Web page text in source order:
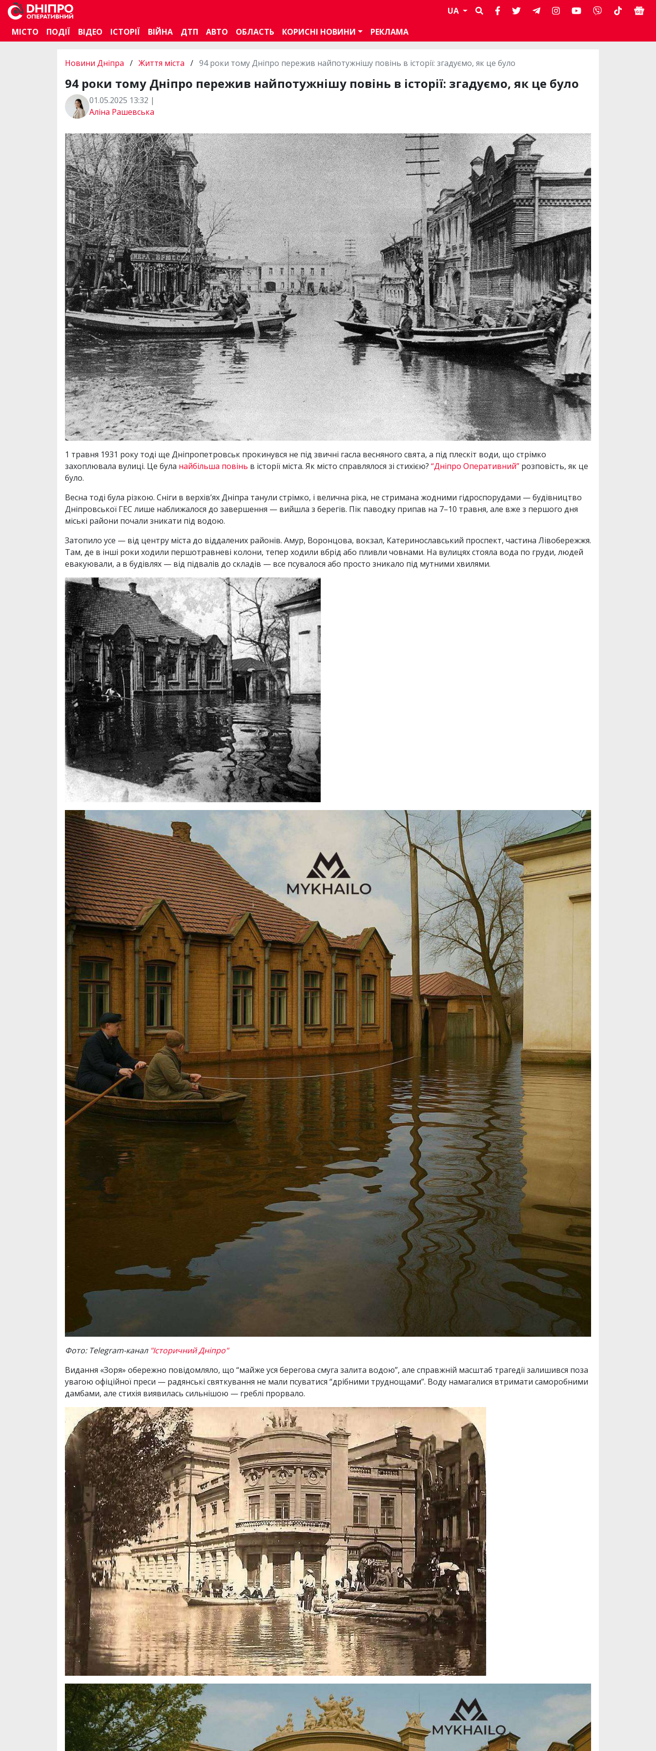
UA
МІСТО
ПОДІЇ ВІДЕО ІСТОРІЇ ВІЙНА ДТП АВТО ОБЛАСТЬ КОРИСНІ НОВИНИ РЕКЛАМА
Новини Дніпра / Життя міста / 94 роки тому Дніпро пережив найпотужнішу повінь в історії: згадуємо, як це було
94 роки тому Дніпро пережив найпотужнішу повінь в історії: згадуємо, як це було
01.05.2025 13:32 |
Аліна Рашевська
1 травня 1931 року тоді ще Дніпропетровськ прокинувся не під звичні гасла весняного свята, а під плескіт води, що стрімко
захоплювала вулиці. Це була найбільша повінь в історії міста. Як місто справлялося зі стихією? “Дніпро Оперативний” розповість, як це
було.
Весна тоді була різкою. Сніги в верхів’ях Дніпра танули стрімко, і велична ріка, не стримана жодними гідроспорудами — будівництво
Дніпровської ГЕС лише наближалося до завершення — вийшла з берегів. Пік паводку припав на 7–10 травня, але вже з першого дня
міські райони почали зникати під водою.
Затопило усе — від центру міста до віддалених районів. Амур, Воронцова, вокзал, Катеринославський проспект, частина Лівобережжя.
Там, де в інші роки ходили першотравневі колони, тепер ходили вбрід або пливли човнами. На вулицях стояла вода по груди, людей
евакуювали, а в будівлях — від підвалів до складів — все псувалося або просто зникало під мутними хвилями.
Фото: Telegram-канал "Історичний Дніпро"
Видання «Зоря» обережно повідомляло, що “майже уся берегова смуга залита водою”, але справжній масштаб трагедії залишився поза
увагою офіційної преси — радянські святкування не мали псуватися “дрібними труднощами”. Воду намагалися втримати саморобними
дамбами, але стихія виявилась сильнішою — греблі прорвало.